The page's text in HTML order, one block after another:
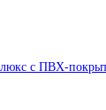
с ПВХ-